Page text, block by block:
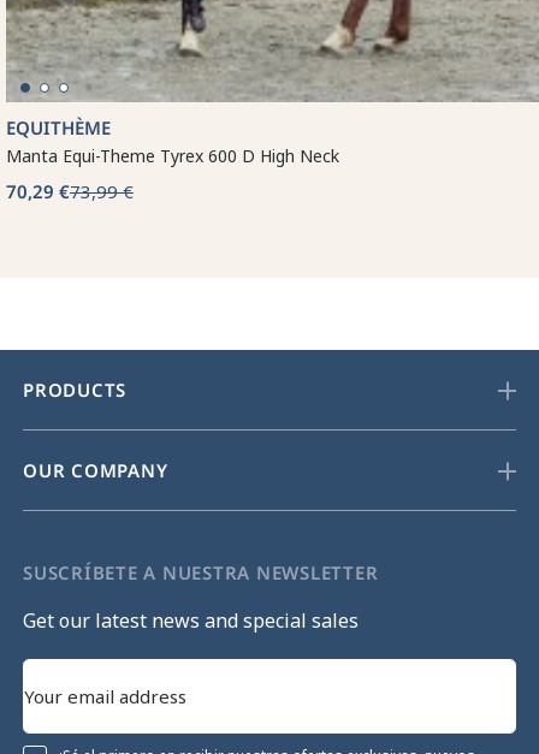
EQUITHÈME
Manta Equi-Theme Tyrex 600 D High Neck
70,29 €73,99 €
PRODUCTS
OUR COMPANY
SUSCRÍBETE A NUESTRA NEWSLETTER
Get our latest news and special sales